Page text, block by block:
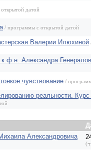
датой
/ программы с открытой датой
Валерии Илюхиной
к.ф.н. Александра
чувствование /
реальности.
Александровича